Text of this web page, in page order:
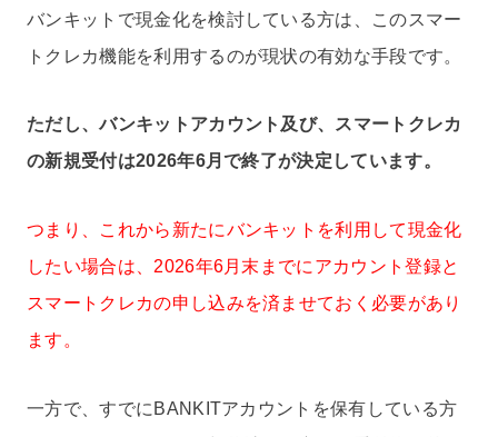
バンキットで現金化を検討している方は、このスマー
トクレカ機能を利用するのが現状の有効な手段です。
ただし、バンキットアカウント及び、スマートクレカ
の新規受付は2026年6月で終了が決定しています。
つまり、これから新たにバンキットを利用して現金化
したい場合は、2026年6月末までにアカウント登録と
スマートクレカの申し込みを済ませておく必要があり
ます。
一方で、すでにBANKITアカウントを保有している方